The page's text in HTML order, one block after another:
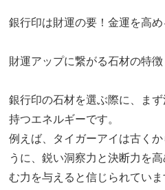
銀行印は財運の要！金運を高
財運アップに繋がる石材の特徴
銀行印の石材を選ぶ際に、ま
持つエネルギーです。
例えば、タイガーアイは古く
うに、鋭い洞察力と決断力を
む力を与えると信じられていま